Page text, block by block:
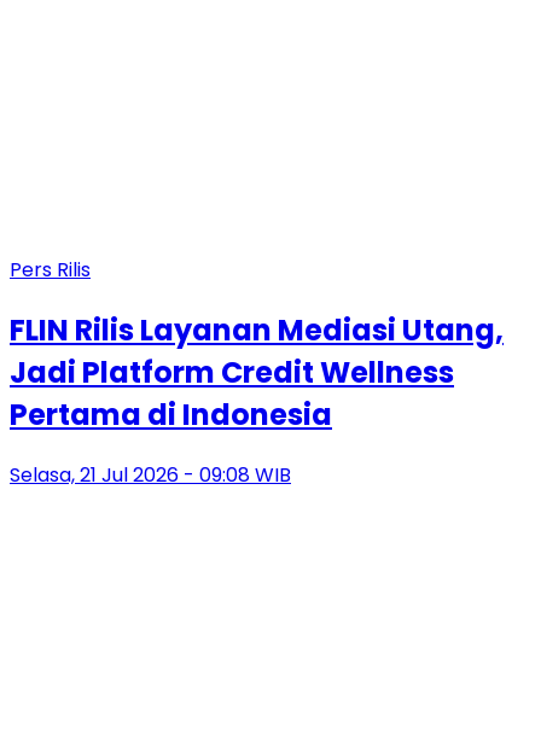
Pers Rilis
FLIN Rilis Layanan Mediasi Utang,
Jadi Platform Credit Wellness
Pertama di Indonesia
Selasa, 21 Jul 2026 - 09:08 WIB